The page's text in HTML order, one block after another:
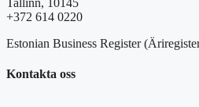
Tallinn, 10145
+372 614 0220
Estonian Business Register
Kontakta oss